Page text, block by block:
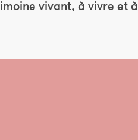
vivant, à vivre et